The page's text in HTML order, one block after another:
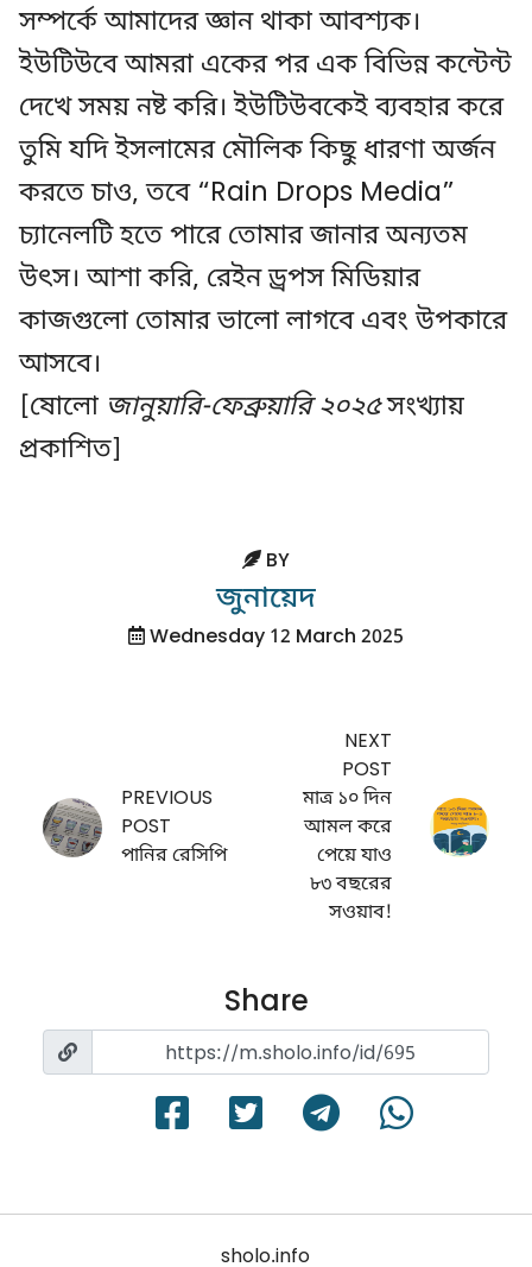
সম্পর্কে আমাদের জ্ঞান থাকা আবশ্যক।
ইউটিউবে আমরা একের পর এক বিভিন্ন কন্টেন্ট
দেখে সময় নষ্ট করি। ইউটিউবকেই ব্যবহার করে
তুমি যদি ইসলামের মৌলিক কিছু ধারণা অর্জন
করতে চাও, তবে “Rain Drops Media”
চ্যানেলটি হতে পারে তোমার জানার অন্যতম
উৎস। আশা করি, রেইন ড্রপস মিডিয়ার
কাজগুলো তোমার ভালো লাগবে এবং উপকারে
আসবে।
[ষোলো জানুয়ারি-ফেব্রুয়ারি ২০২৫সংখ্যায়
প্রকাশিত]
BY
জুনায়েদ
Wednesday 12 March 2025
PREVIOUS
POST
পানির রেসিপি
NEXT
POST
মাত্র ১০ দিন
আমল করে
পেয়ে যাও
৮৩ বছরের
সওয়াব!
Share
sholo.info